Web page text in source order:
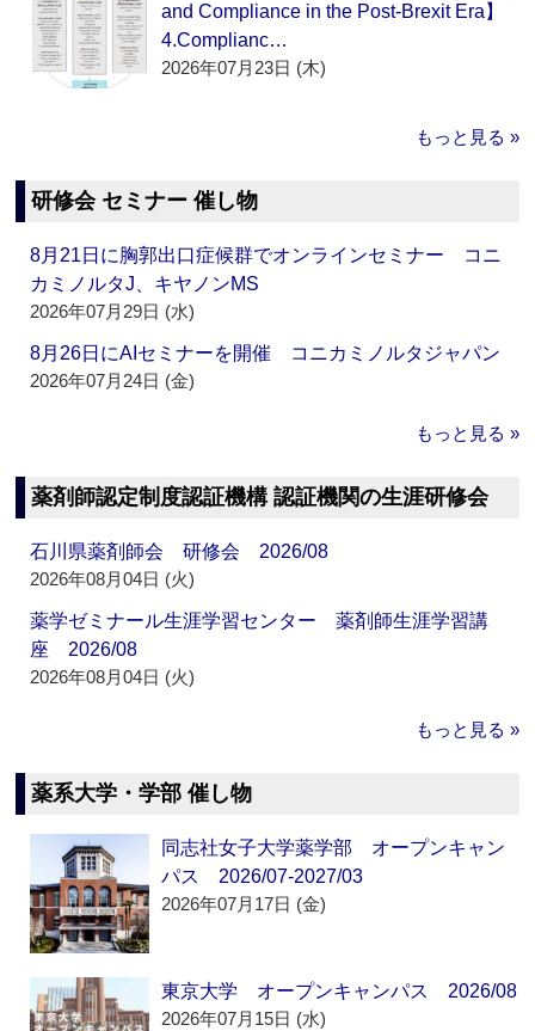
and Compliance in the Post-Brexit Era】
4.Complianc…
2026年07月23日 (木)
もっと見る »
研修会 セミナー 催し物
8月21日に胸郭出口症候群でオンラインセミナー コニ
カミノルタJ、キヤノンMS
2026年07月29日 (水)
8月26日にAIセミナーを開催 コニカミノルタジャパン
2026年07月24日 (金)
もっと見る »
薬剤師認定制度認証機構 認証機関の生涯研修会
石川県薬剤師会 研修会 2026/08
2026年08月04日 (火)
薬学ゼミナール生涯学習センター 薬剤師生涯学習講
座 2026/08
2026年08月04日 (火)
もっと見る »
薬系大学・学部 催し物
同志社女子大学薬学部 オープンキャン
パス 2026/07-2027/03
2026年07月17日 (金)
東京大学 オープンキャンパス 2026/08
2026年07月15日 (水)